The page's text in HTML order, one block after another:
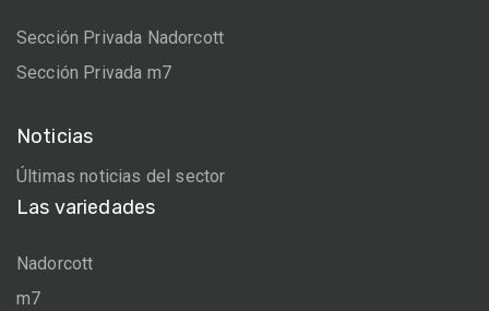
Sección Privada Nadorcott
Sección Privada m7
Noticias
Últimas noticias del sector
Las variedades
Nadorcott
m7